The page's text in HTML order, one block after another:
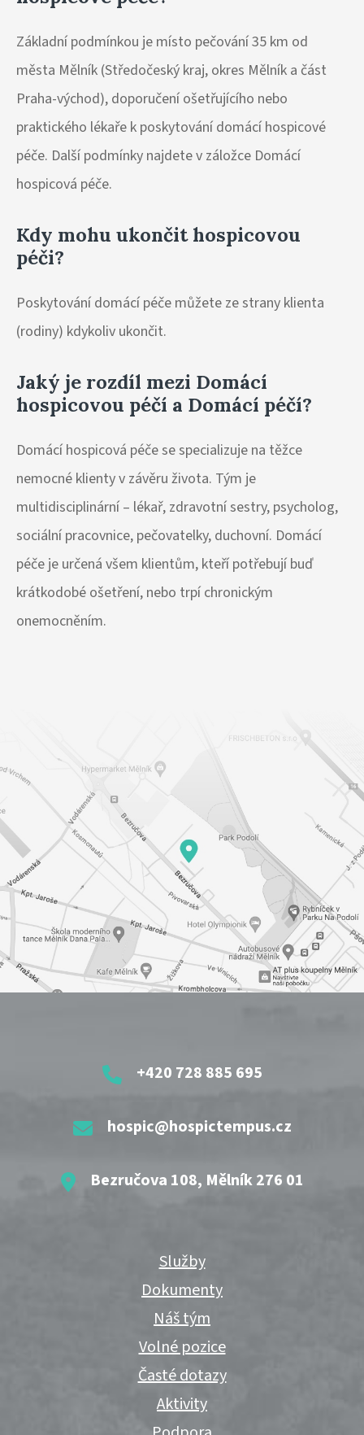
Základní podmínkou je místo pečování 35 km od
města Mělník (Středočeský kraj, okres Mělník a část
Praha-východ), doporučení ošetřujícího nebo
praktického lékaře k poskytování domácí hospicové
péče. Další podmínky najdete v záložce Domácí
hospicová péče.
Kdy mohu ukončit hospicovou
péči?
Poskytování domácí péče můžete ze strany klienta
(rodiny) kdykoliv ukončit.
Jaký je rozdíl mezi Domácí
hospicovou péčí a Domácí péčí?
Domácí hospicová péče se specializuje na těžce
nemocné klienty v závěru života. Tým je
multidisciplinární – lékař, zdravotní sestry, psycholog,
sociální pracovnice, pečovatelky, duchovní. Domácí
péče je určená všem klientům, kteří potřebují buď
krátkodobé ošetření, nebo trpí chronickým
onemocněním.
+420 728 885 695
hospic@hospictempus.cz
Bezručova 108, Mělník 276 01
Služby
Dokumenty
Náš tým
Volné pozice
Časté dotazy
Aktivity